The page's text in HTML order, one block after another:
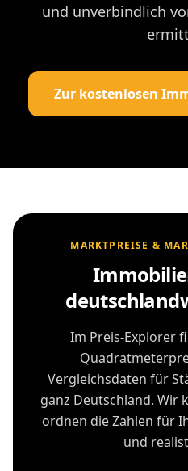
und unverbindlich
Zur kostenlosen
MARKTPREISE &
Im Preis-Explorer
Vergleichsdaten für
ganz Deutschland. Wir
ordnen die Zahlen für
und